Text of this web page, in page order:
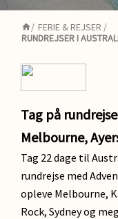
/ FERIE & REJSER /
RUNDREJSER I
Tag på
Melbourne,
Tag 22 dage til
rundrejse med
opleve Melbourne,
Rock, Sydney og